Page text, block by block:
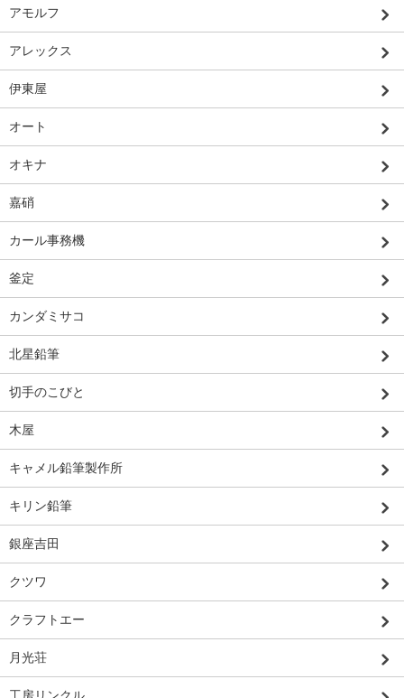
アモルフ
アレックス
伊東屋
オート
オキナ
嘉硝
カール事務機
釜定
カンダミサコ
北星鉛筆
切手のこびと
木屋
キャメル鉛筆製作所
キリン鉛筆
銀座吉田
クツワ
クラフトエー
月光荘